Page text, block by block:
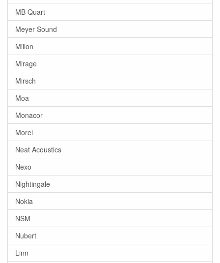
MB Quart
Meyer Sound
Millon
Mirage
Mirsch
Moa
Monacor
Morel
Neat Acoustics
Nexo
Nightingale
Nokia
NSM
Nubert
Linn